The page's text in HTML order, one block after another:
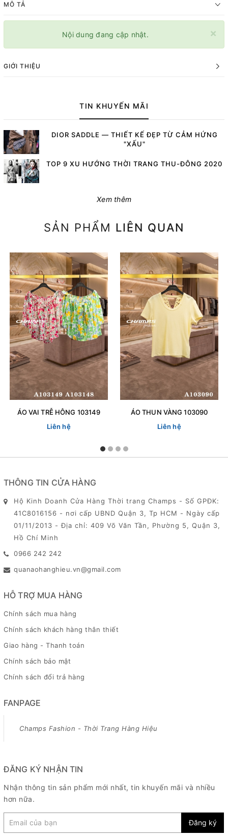
MÔ TẢ
×
Nội dung đang cập nhật.
GIỚI THIỆU
TIN KHUYẾN MÃI
DIOR SADDLE — THIẾT KẾ ĐẸP TỪ CẢM HỨNG
"XẤU"
TOP 9 XU HƯỚNG THỜI TRANG THU-ĐÔNG 2020
Xem thêm
SẢN PHẨM LIÊN QUAN
ÁO VAI TRỄ HÔNG 103149
Liên hệ
ÁO THUN VÀNG 103090
Liên hệ
THÔNG TIN CỬA HÀNG
Hộ Kinh Doanh Cửa Hàng Thời trang Champs - Số GPĐK:
41C8016156 - nơi cấp UBND Quận 3, Tp HCM - Ngày cấp
01/11/2013 - Địa chỉ: 409 Võ Văn Tần, Phường 5, Quận 3,
Hồ Chí Minh
0966 242 242
quanaohanghieu.vn@gmail.com
HỖ TRỢ MUA HÀNG
Chính sách mua hàng
Chính sách khách hàng thân thiết
Giao hàng - Thanh toán
Chính sách bảo mật
Chính sách đổi trả hàng
FANPAGE
Champs Fashion - Thời Trang Hàng Hiệu
ĐĂNG KÝ NHẬN TIN
Nhận thông tin sản phẩm mới nhất, tin khuyến mãi và nhiều
hơn nữa.
Đăng ký